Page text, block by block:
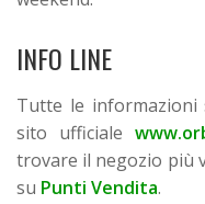
INFO LINE
Tutte le informazioni
sito ufficiale
trovare il negozio più
su Punti Vendita.